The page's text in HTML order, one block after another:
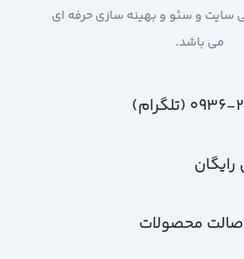
سایت و سئو و بهینه سازی حرفه ای
می باشد.
(تلگرام)
رایگان
محصولات